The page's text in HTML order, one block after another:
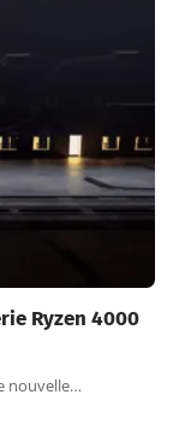
Ryzen 4000
nouvelle…